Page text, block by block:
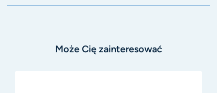
Może Cię zainteresować